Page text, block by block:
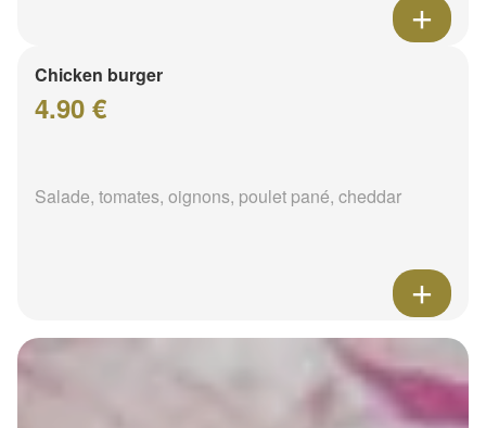
Chicken burger
4.90 €
Salade, tomates, oignons, poulet pané, cheddar